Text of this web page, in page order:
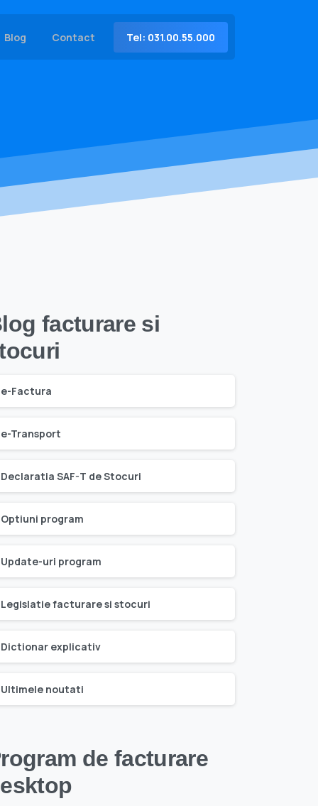
Blog Contact Tel: 031.00.55.000
facturare si
e-Factura
e-Transport
Declaratia SAF-T de Stocuri
Optiuni program
Update-uri program
Legislatie facturare si stocuri
Dictionar explicativ
Ultimele noutati
de facturare